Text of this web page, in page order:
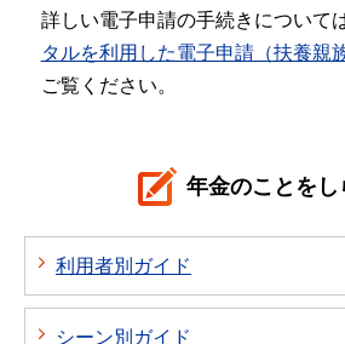
詳しい電子申請の手続きについて
タルを利用した電子申請（扶養親
ご覧ください。
年金のことをし
利用者別ガイド
シーン別ガイド